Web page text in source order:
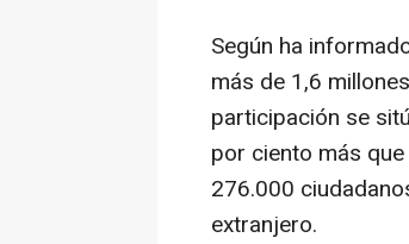
Según ha
más de 1,6
participación se
por ciento más
276.000
extranjero.